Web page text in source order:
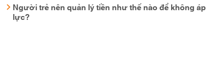
Người trẻ nên quản lý tiền như thế nào để không áp
lực?